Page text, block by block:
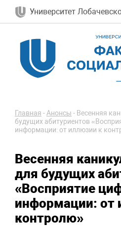
Университет
Главная -Анонсы - Весенняя
будущих абитуриентов
информации: от иллюзии к
Весенняя
для будущих
«Восприятие
информации: от
контролю»